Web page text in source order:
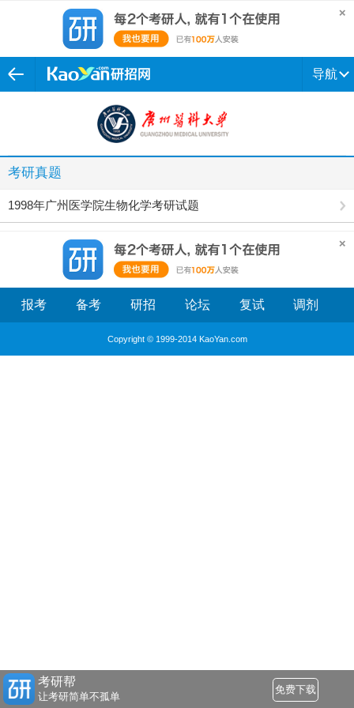
导航
考研真题
1998年广州医学院生物化学考研试题
报考 备考 研招 论坛 复试 调剂
Copyright © 1999-2014 KaoYan.com
考研帮
让考研简单不孤单
免费下载